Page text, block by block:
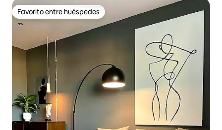
Favorito entre huéspedes
Favorito entre huéspedes